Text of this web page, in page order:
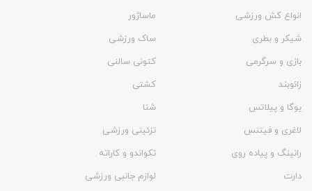
انواع کش ورزشی
ماساژور
شیکر و بطری
ساک ورزشی
بازی و سرگرمی
کتونی سالنی
زانوبند
کشتی
یوگا و پیلاتس
شنا
لاغری و فیتنس
تزئینی ورزشی
رانینگ و پیاده روی
تکواندو و کاراته
دارت
لوازم جانبی ورزشی